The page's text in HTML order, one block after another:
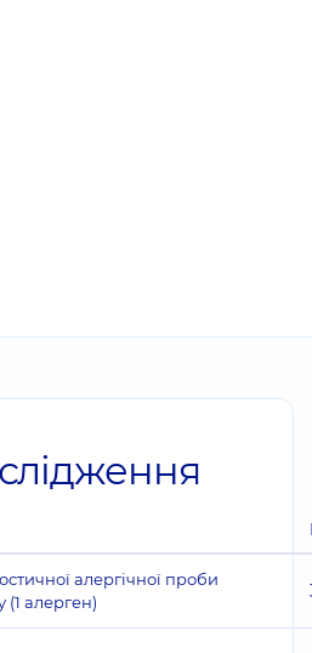
алергічної проби
(1 алерген)